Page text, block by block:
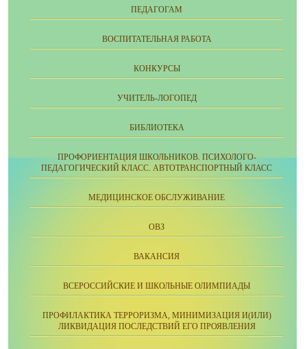
ПЕДАГОГАМ
ВОСПИТАТЕЛЬНАЯ РАБОТА
КОНКУРСЫ
УЧИТЕЛЬ-ЛОГОПЕД
БИБЛИОТЕКА
ПРОФОРИЕНТАЦИЯ ШКОЛЬНИКОВ. ПСИХОЛОГО-
ПЕДАГОГИЧЕСКИЙ КЛАСС. АВТОТРАНСПОРТНЫЙ КЛАСС
МЕДИЦИНСКОЕ ОБСЛУЖИВАНИЕ
ОВЗ
ВАКАНСИЯ
ВСЕРОССИЙСКИЕ И ШКОЛЬНЫЕ ОЛИМПИАДЫ
ПРОФИЛАКТИКА ТЕРРОРИЗМА, МИНИМИЗАЦИЯ И(ИЛИ)
ЛИКВИДАЦИЯ ПОСЛЕДСТВИЙ ЕГО ПРОЯВЛЕНИЯ